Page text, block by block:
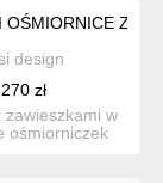
ZŁOCONE
OŚMIORNICE Z
design
270 zł
zawieszkami w
ośmiorniczek